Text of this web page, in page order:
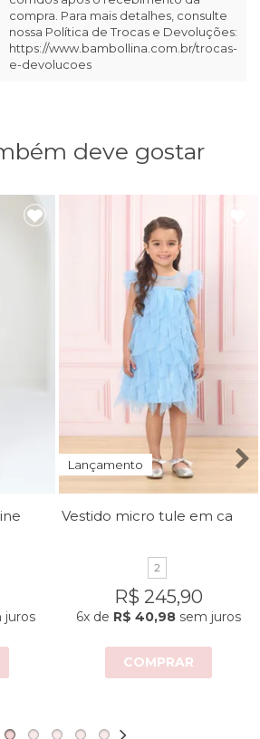
compra. Para mais detalhes, consulte
nossa Política de Trocas e Devoluções:
https://www.bambollina.com.br/trocas-
e-devolucoes
deve gostar
juros
Lançamento
2
R$ 245,90
6x de R$ 40,98 sem juros
COMPRAR